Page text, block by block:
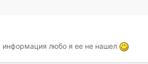
любо я ее не нашел